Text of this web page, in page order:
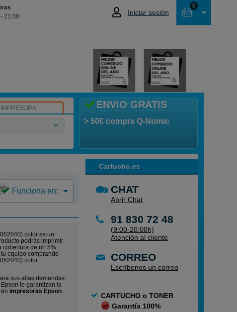
21:00
Iniciar sesión
0
NO HAS SELECCIONADO NINGÚN
ENVIO GRATIS
> 50€ compra Q-Nomic
Cartucho.es
CHAT
Abrir Chat
91 830 72 48
(9:00-20:00h)
Atención al cliente
CORREO
Escríbenos un correo
CARTUCHO o TONER
Garantía 100%
Funciona en:
color es un
podrás imprimir
de un 5%.
equipo comprando
color.
sus altas demandas
le garantizan la
impresoras Epson